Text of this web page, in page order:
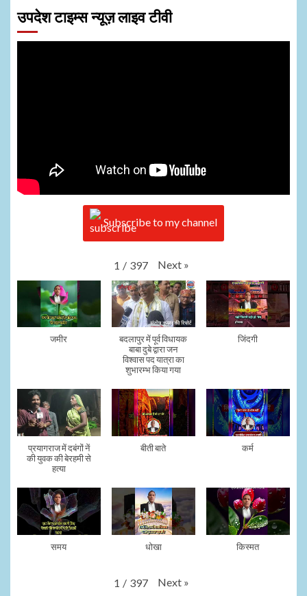
उपदेश टाइम्स न्यूज़ लाइव टीवी
Subscribe to my channel
1 / 397 Next »
जमीर
बदलापुर में पूर्व विधायक
बाबा दुबे द्वारा जन
विश्वास पद यात्रा का
शुभारम्भ किया गया
जिंदगी
प्रयागराज में दबंगों नें
की युवक की बेरहमी से
हत्या
बीती बाते कर्म
समय धोखा किस्मत
1 / 397 Next »